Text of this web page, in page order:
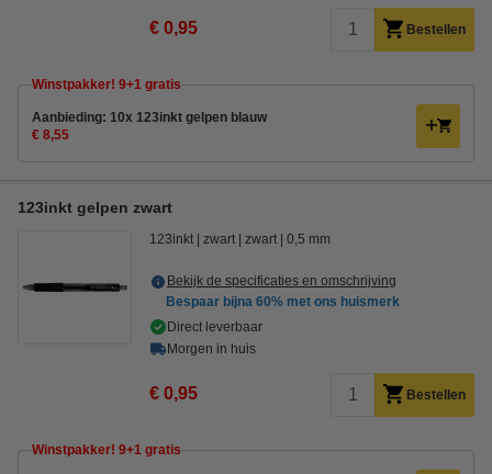
€ 0,95 Bestellen
Winstpakker! 9+1 gratis
Aanbieding: 10x 123inkt gelpen blauw
€ 8,55
123inkt gelpen zwart
123inkt zwart zwart 0,5 mm
Bekijk de specificaties en omschrijving
Bespaar bijna 60% met ons huismerk
Direct leverbaar
Morgen in huis
€ 0,95 Bestellen
Winstpakker! 9+1 gratis